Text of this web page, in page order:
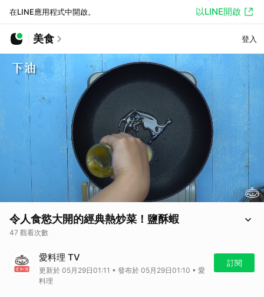
在LINE應用程式中開啟。 以LINE開啟
美食 登入
令人食慾大開的經典熱炒菜！鹽酥蝦
47 觀看次數
令人食慾大開！
若對該食譜有任何疑問，請到原始文章內頁詢問食譜作者喔！
完整食譜這邊看：
愛料理 TV
更新於 05月29日01:11 • 發布於 05月29日01:10 • 愛
料理
訂閱